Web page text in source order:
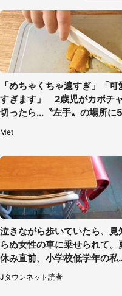
「めちゃくちゃ遠すぎ」「可
すぎます」 2歳児がカボチ
切ったら...〝左手〟の場所に
Met
泣きながら歩いていたら、見
らぬ女性の車に乗せられて。
休み直前、小学校低学年の私
起きたこと（広島県・30代女
性）
Jタウンネット読者